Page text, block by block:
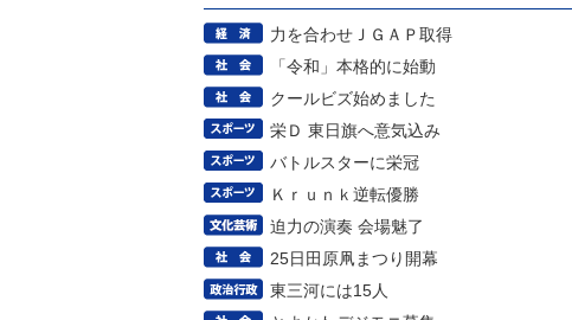
力を合わせＪＧＡＰ取得
「令和」本格的に始動
クールビズ始めました
栄Ｄ 東日旗へ意気込み
バトルスターに栄冠
Ｋｒｕｎｋ逆転優勝
迫力の演奏 会場魅了
25日田原凧まつり開幕
東三河には15人